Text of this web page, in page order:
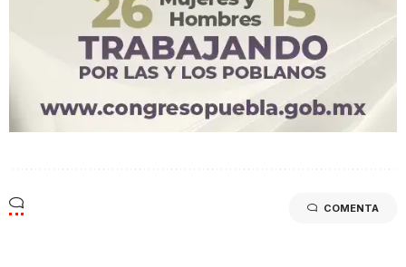
COMENTA